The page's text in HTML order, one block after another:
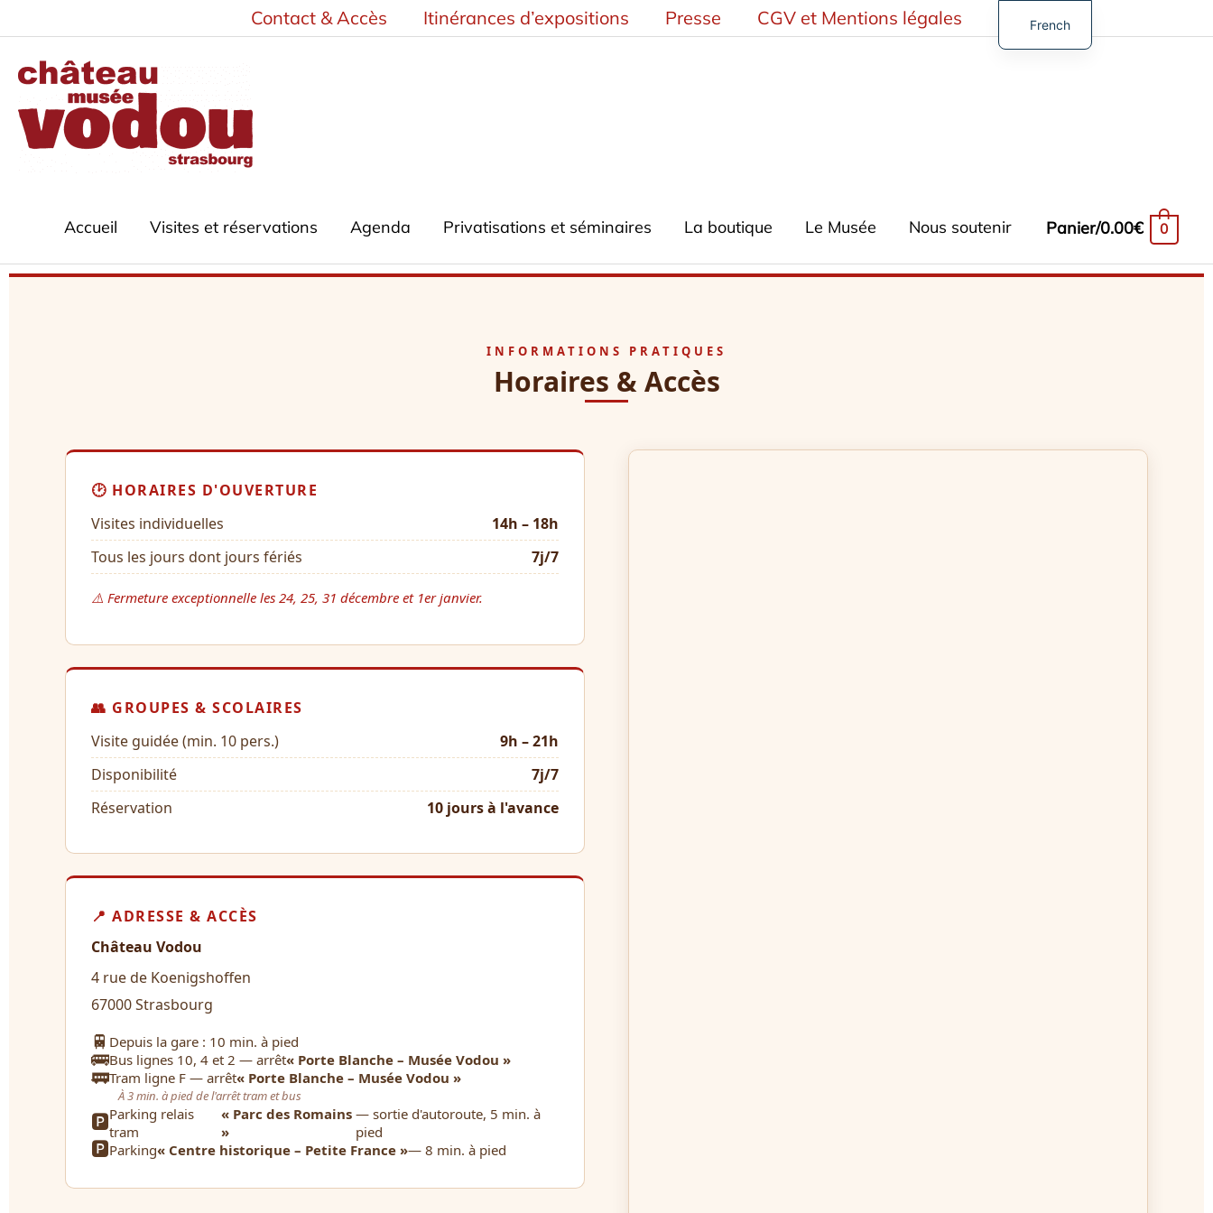
contenu
Contact & Accès Itinérances d’expositions Presse CGV et Mentions légales
Accueil Visites et réservations Agenda Privatisations et séminaires La boutique Le Musée Nous soutenir Panier/0.00€ 0
INFORMATIONS PRATIQUES
Horaires & Accès
🕑 HORAIRES D'OUVERTURE
Visites individuelles
14h – 18h
Tous les jours dont jours fériés
7j/7
⚠️ Fermeture exceptionnelle les 24, 25, 31 décembre et 1er janvier.
👥 GROUPES & SCOLAIRES
Visite guidée (min. 10 pers.)
9h – 21h
Disponibilité
7j/7
Réservation
10 jours à l'avance
📍 ADRESSE & ACCÈS
Château Vodou
4 rue de Koenigshoffen
67000 Strasbourg
🚆 Depuis la gare : 10 min. à pied
🚌Bus lignes 10, 4 et 2 — arrêt« Porte Blanche – Musée Vodou »
🚃Tram ligne F — arrêt« Porte Blanche – Musée Vodou »
À 3 min. à pied de l'arrêt tram et bus
🅿️Parking relais
tram
« Parc des Romains
»
— sortie d'autoroute, 5 min. à
pied
🅿️Parking« Centre historique – Petite France »— 8 min. à pied
French
English